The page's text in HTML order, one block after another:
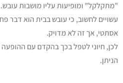
"מתקלקל" ומופיעות עליו מושבות עובש.
עשויים לחשוב, כי עובש בבית הוא דבר
אסתטי, אך זה לא מדויק.
לכן, חיוני לטפל בכך בהקדם עם
הניתן.